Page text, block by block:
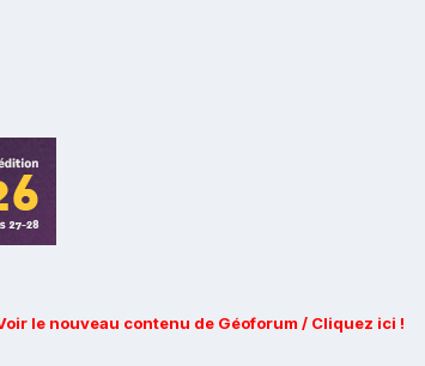
le nouveau contenu de Géoforum / Cliquez ici !